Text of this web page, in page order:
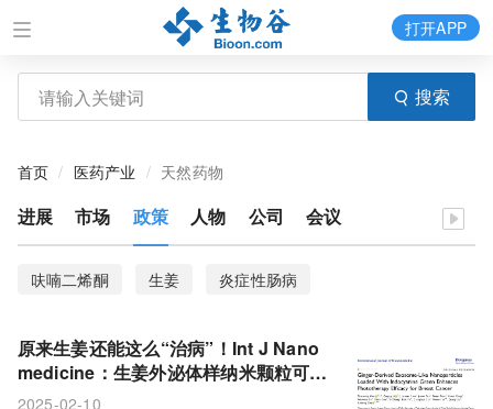
搜索
打开APP
首页 医药产业 天然药物
进展 市场 政策 人物 公司 会议
呋喃二烯酮 生姜 炎症性肠病
原来生姜还能这么“治病”！Int J Nano
medicine：生姜外泌体样纳米颗粒可增
强光疗效果，显著抑制乳腺癌发展
2025-02-10